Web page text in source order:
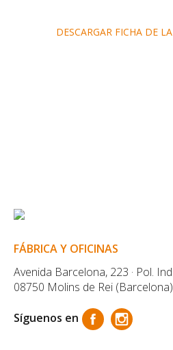
DESCARGAR FICHA DE
FÁBRICA Y OFICINAS
Avenida Barcelona, 223 · Pol.
08750 Molins de Rei
Síguenos en